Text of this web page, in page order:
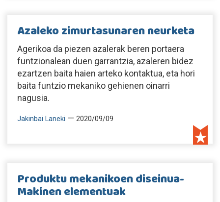
Azaleko zimurtasunaren neurketa
Agerikoa da piezen azalerak beren portaera
funtzionalean duen garrantzia, azaleren bidez
ezartzen baita haien arteko kontaktua, eta hori
baita funtzio mekaniko gehienen oinarri
nagusia.
Jakinbai Laneki — 2020/09/09
Produktu mekanikoen diseinua-
Makinen elementuak